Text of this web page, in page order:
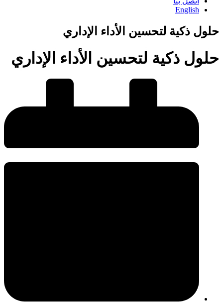
English
حلول ذكية لتحسين الأداء الإداري
حلول ذكية لتحسين الأداء الإداري